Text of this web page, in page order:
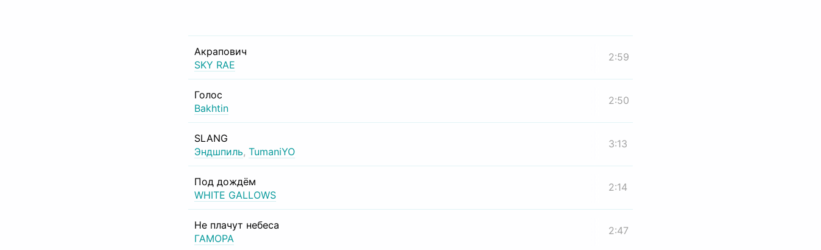
Акрапович
SKY RAE
2:59
Голос
Bakhtin
2:50
SLANG
Эндшпиль, TumaniYO
3:13
Под дождём
WHITE GALLOWS
2:14
Не плачут небеса
ГАМОРА
2:47